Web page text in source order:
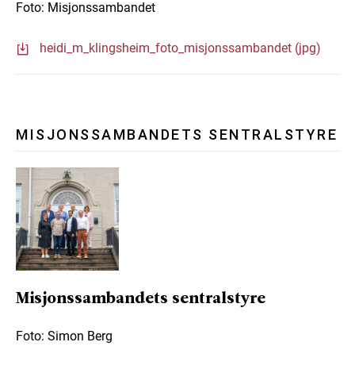
Foto: Misjonssambandet
heidi_m_klingsheim_foto_misjonssambandet (jpg)
MISJONSSAMBANDETS SENTRALSTYRE
Misjonssambandets sentralstyre
Foto: Simon Berg